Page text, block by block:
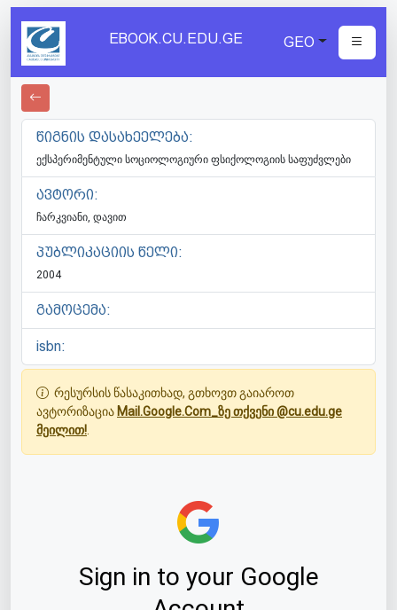
EBOOK.CU.EDU.GE GEO
წიგნის დასახეელება:
ექსპერიმენტული სოციოლოგიური ფსიქოლოგიის საფუძვლები
ავტორი:
ჩარკვიანი, დავით
პუბლიკაციის წელი:
2004
გამოცემა:
isbn:
რესურსის წასაკითხად, გთხოვთ გაიაროთ
ავტორიზაცია Mail.Google.Com_ზე თქვენი @cu.edu.ge
მეილით!